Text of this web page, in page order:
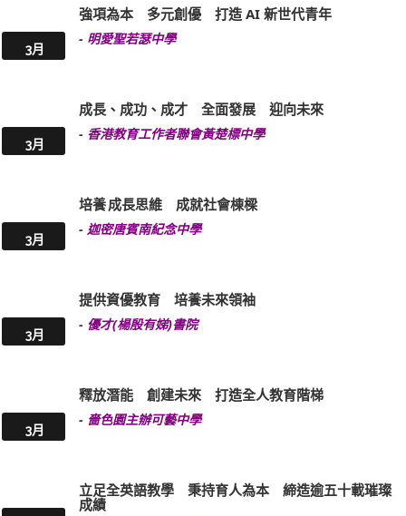
3月
強項為本 多元創優 打造 AI 新世代青年
- 明愛聖若瑟中學
3月
成長、成功、成才 全面發展 迎向未來
- 香港教育工作者聯會黃楚標中學
3月
培養 成長思維 成就社會棟樑
- 迦密唐賓南紀念中學
3月
提供資優教育 培養未來領袖
- 優才(楊殷有娣)書院
3月
釋放潛能 創建未來 打造全人教育階梯
- 嗇色園主辦可藝中學
立足全英語教學 秉持育人為本 締造逾五十載璀璨
成績